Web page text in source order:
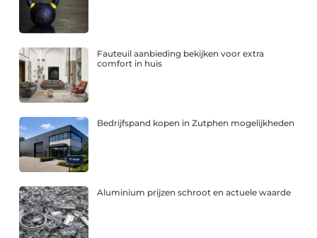
Fauteuil aanbieding bekijken voor extra
comfort in huis
Bedrijfspand kopen in Zutphen mogelijkheden
Aluminium prijzen schroot en actuele waarde